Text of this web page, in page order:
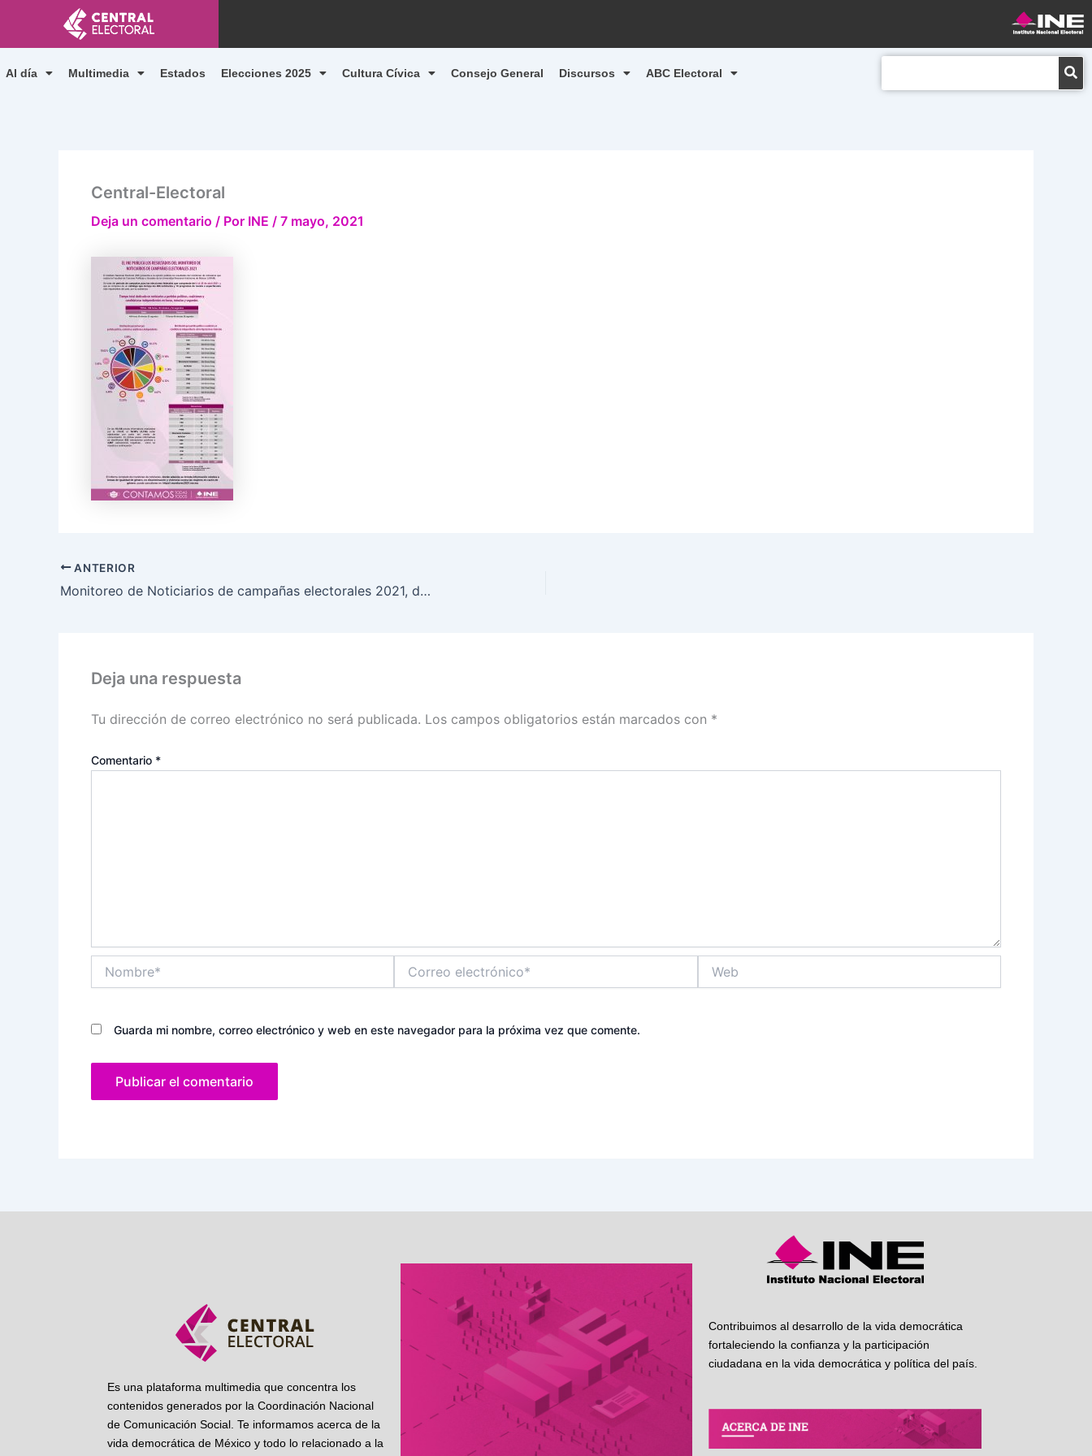
contenido
Al día Multimedia Estados Elecciones 2025 Cultura Cívica Consejo General Discursos ABC Electoral
Central-Electoral
Deja un comentario / Por INE / 7 mayo, 2021
ANTERIOR
Monitoreo de Noticiarios de campañas electorales 2021, del 4 al 25 de abril
Deja una respuesta
Tu dirección de correo electrónico no será publicada. Los campos obligatorios están marcados con *
Comentario *
electrónico*
Guarda mi nombre, correo electrónico y web en este navegador para la próxima vez que comente.
Es una plataforma multimedia que concentra los
contenidos generados por la Coordinación Nacional
de Comunicación Social. Te informamos acerca de la
vida democrática de México y todo lo relacionado a la
Contribuimos al desarrollo de la vida democrática
fortaleciendo la confianza y la participación
ciudadana en la vida democrática y política del país.